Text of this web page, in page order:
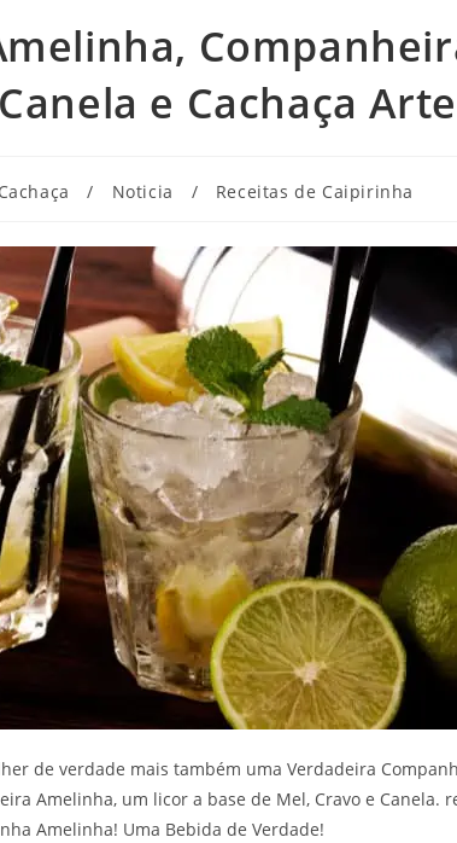
e Cachaça
/ Noticia / Receitas de Caipirinha
de verdade mais também uma Verdadeira
Amelinha, um licor a base de Mel, Cravo e Canela.
Amelinha! Uma Bebida de Verdade!